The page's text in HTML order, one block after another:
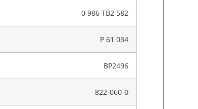
0 986 TB2 582
P 61 034
BP2496
822-060-0